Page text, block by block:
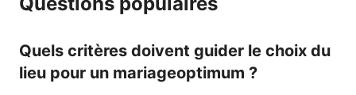
Quels critères doivent guider le choix du
lieu pour un mariageoptimum ?